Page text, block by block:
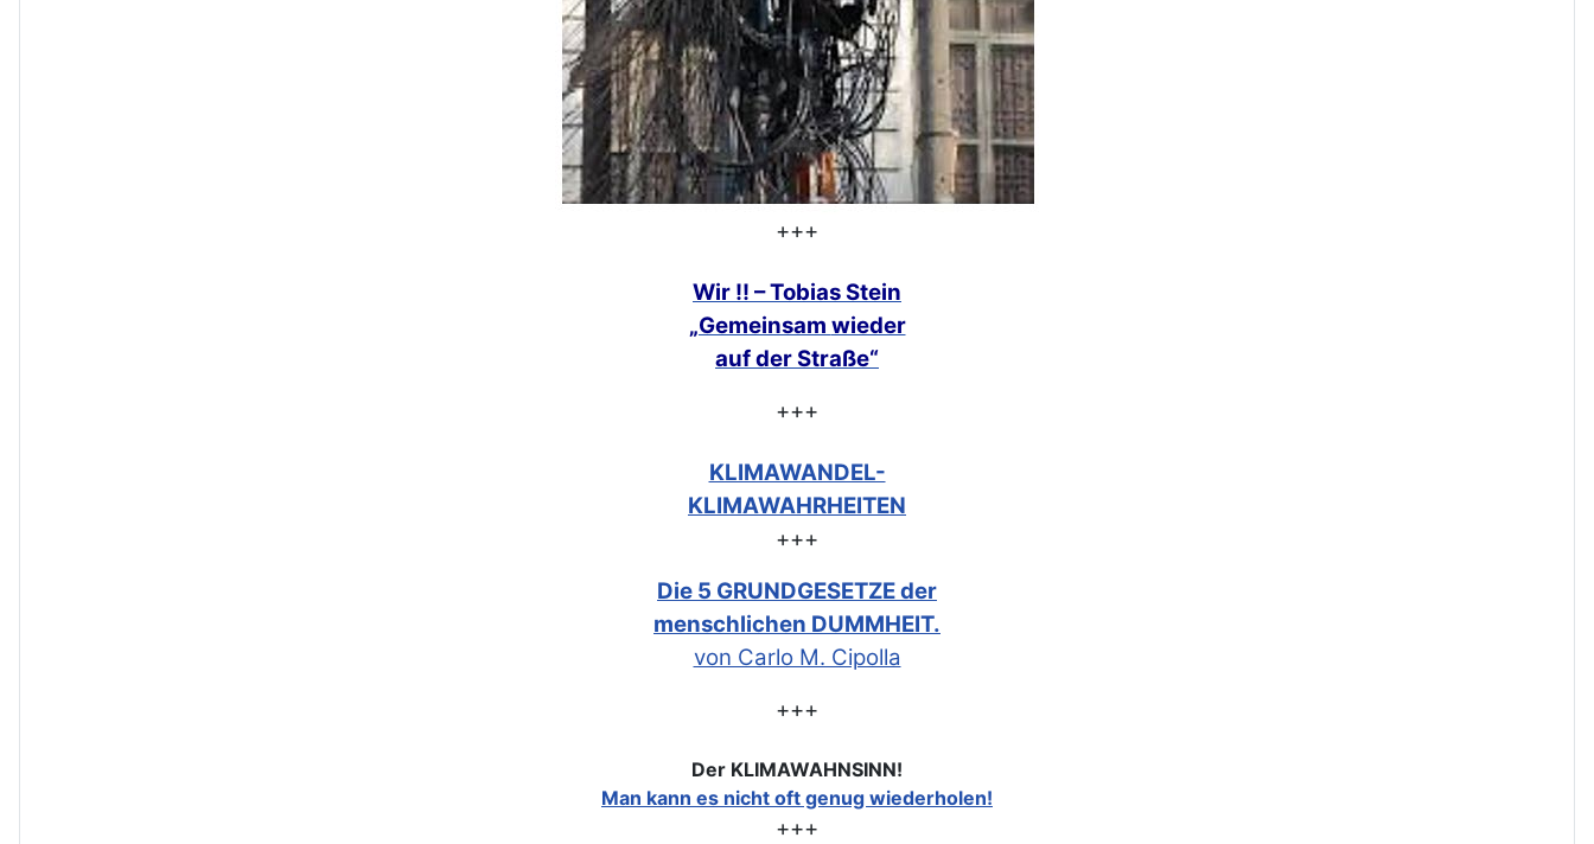
+++
Wir !! – Tobias Stein
„Gemeinsam wieder
auf der Straße“
+++
KLIMAWANDEL-
KLIMAWAHRHEITEN
+++
Die 5 GRUNDGESETZE der
menschlichen DUMMHEIT.
von Carlo M. Cipolla
+++
Der KLIMAWAHNSINN!
Man kann es nicht oft genug wiederholen!
+++